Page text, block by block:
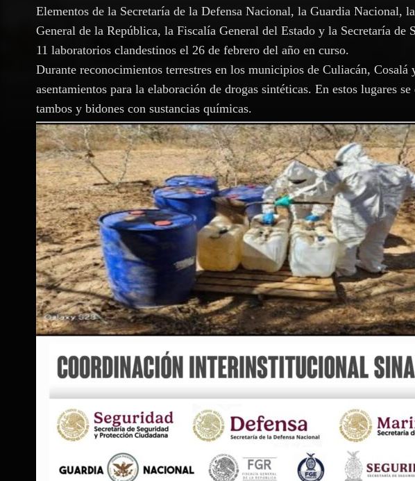
Elementos de la Secretaría de la Defensa Nacional, la Guardia Nacional,
General de la República, la Fiscalía General del Estado y la Secretaría de
11 laboratorios clandestinos el 26 de febrero del año en curso.
Durante reconocimientos terrestres en los municipios de Culiacán,
asentamientos para la elaboración de drogas sintéticas. En estos lugares
tambos y bidones con sustancias químicas.